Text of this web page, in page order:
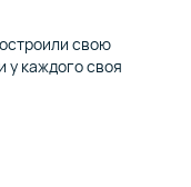
свою
у каждого своя